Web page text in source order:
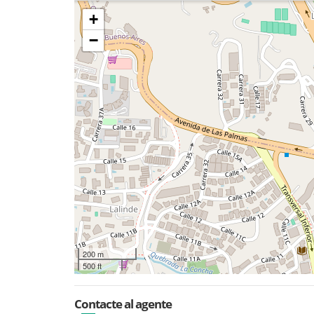
+
−
200 m
500 ft
Contacte al agente